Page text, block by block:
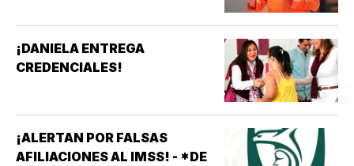
¡DANIELA ENTREGA
CREDENCIALES!
¡ALERTAN POR FALSAS
AFILIACIONES AL IMSS! - *DE